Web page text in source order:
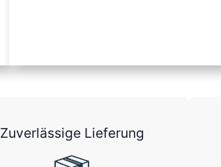
Zuverlässige Lieferung